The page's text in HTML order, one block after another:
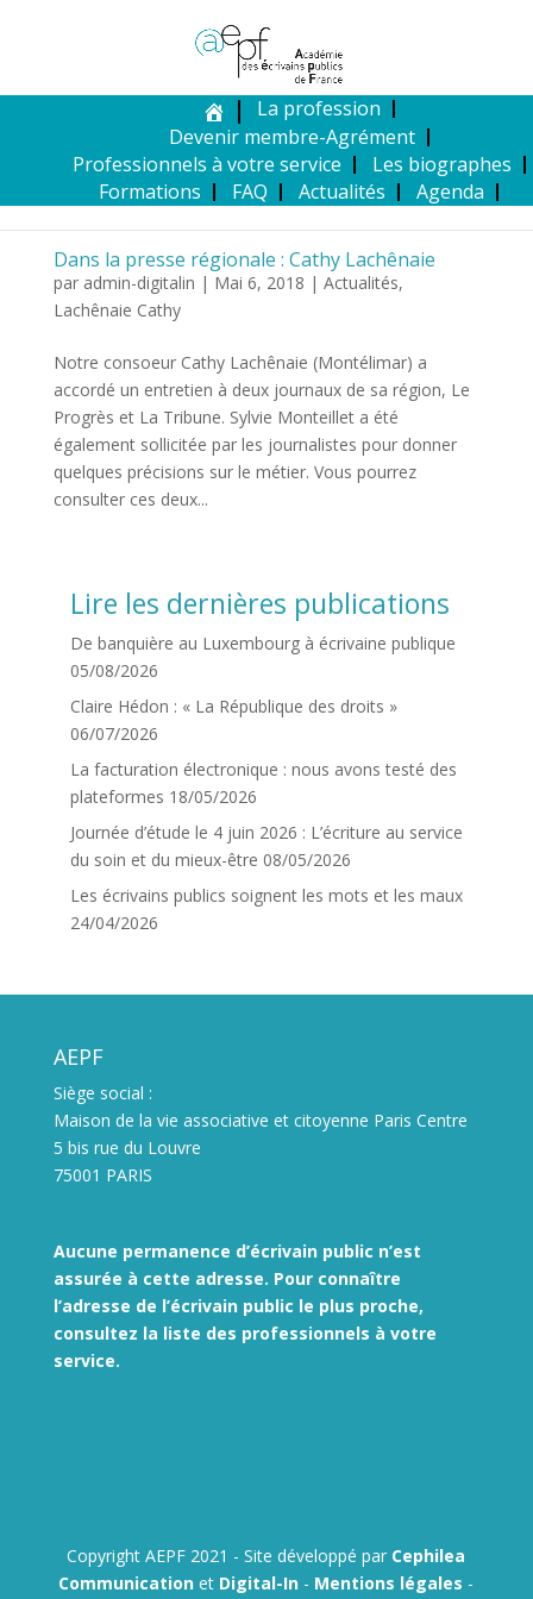
La profession
Devenir membre-Agrément
Professionnels à votre service
Les biographes
Formations
FAQ Actualités Agenda
Dans la presse régionale : Cathy Lachênaie
par admin-digitalin | Mai 6, 2018 | Actualités,
Lachênaie Cathy
Notre consoeur Cathy Lachênaie (Montélimar) a
accordé un entretien à deux journaux de sa région, Le
Progrès et La Tribune. Sylvie Monteillet a été
également sollicitée par les journalistes pour donner
quelques précisions sur le métier. Vous pourrez
consulter ces deux...
Lire les dernières publications
De banquière au Luxembourg à écrivaine publique
05/08/2026
Claire Hédon : « La République des droits »
06/07/2026
La facturation électronique : nous avons testé des
plateformes 18/05/2026
Journée d’étude le 4 juin 2026 : L’écriture au service
du soin et du mieux-être 08/05/2026
Les écrivains publics soignent les mots et les maux
24/04/2026
AEPF
Siège social :
Maison de la vie associative et citoyenne Paris Centre
5 bis rue du Louvre
75001 PARIS
Aucune permanence d’écrivain public n’est
assurée à cette adresse. Pour connaître
l’adresse de l’écrivain public le plus proche,
consultez la liste des professionnels à votre
service.
Copyright AEPF 2021 - Site développé par Cephilea
Communication et Digital-In - Mentions légales -